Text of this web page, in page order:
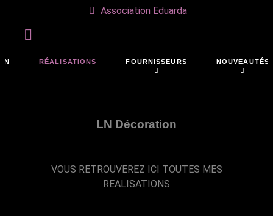
Association Eduarda
RÉALISATIONS FOURNISSEURS NOUVEAUTÉS
LN Décoration
VOUS RETROUVEREZ ICI TOUTES MES
REALISATIONS